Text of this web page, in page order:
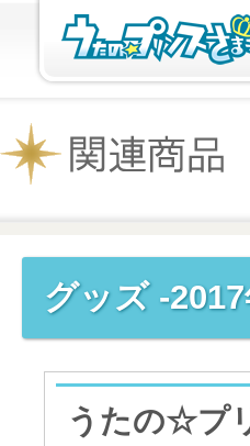
グッズ -
うたの☆プ